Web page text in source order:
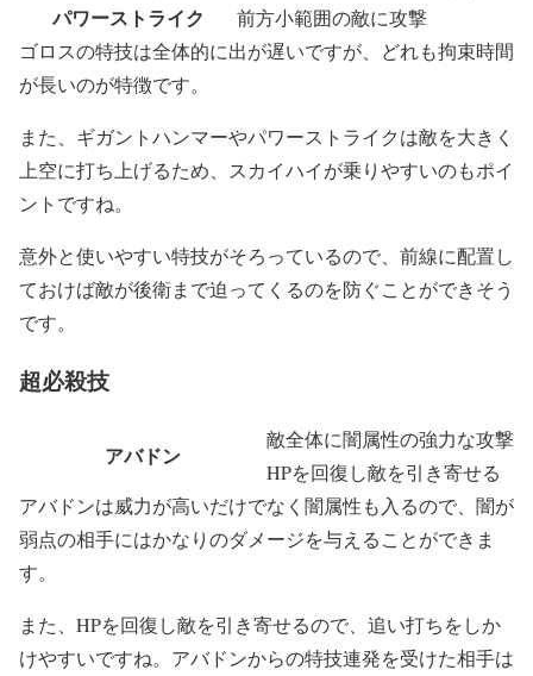
パワーストライク
前方小範囲の敵に攻撃
ゴロスの特技は全体的に出が遅いですが、どれも拘束時間
が長いのが特徴です。
また、ギガントハンマーやパワーストライクは敵を大きく
上空に打ち上げるため、スカイハイが乗りやすいのもポイ
ントですね。
意外と使いやすい特技がそろっているので、前線に配置し
ておけば敵が後衛まで迫ってくるのを防ぐことができそう
です。
超必殺技
アバドン
敵全体に闇属性の強力な攻撃
HPを回復し敵を引き寄せる
アバドンは威力が高いだけでなく闇属性も入るので、闇が
弱点の相手にはかなりのダメージを与えることができま
す。
また、HPを回復し敵を引き寄せるので、追い打ちをしか
けやすいですね。アバドンからの特技連発を受けた相手は